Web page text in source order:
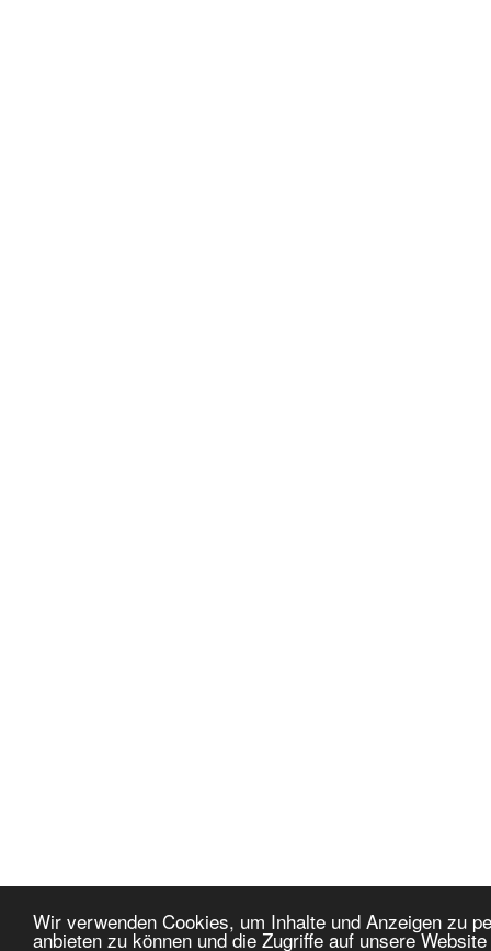
Wir verwenden Cookies, um Inhalte und Anzeigen zu
anbieten zu können und die Zugriffe auf unsere